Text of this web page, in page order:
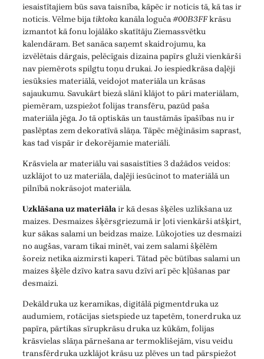
iesaistītajiem būs sava taisnība, kāpēc ir noticis tā, kā tas ir
noticis. Vēlme bijatiktokakanāla loguča#00B3FFkrāsu
izmantot kā fonu lojālāko skatītāju Ziemassvētku
kalendāram. Bet sanāca saņemt skaidrojumu, ka
izvēlētais dārgais, pelēcīgais dizaina papīrs gluži vienkārši
nav piemērots spilgtu toņu drukai. Jo iespiedkrāsa daļēji
iesūksies materiālā, veidojot materiāla un krāsas
sajaukumu. Savukārt biezā slānī klājot to pāri materiālam,
piemēram, uzspiežot folijas transfēru, pazūd paša
materiāla jēga. Jo tā optiskās un taustāmās īpašības nu ir
paslēptas zem dekoratīvā slāņa. Tāpēc mēģināsim saprast,
kas tad vispār ir dekorējamie materiāli.
Krāsviela ar materiālu vai sasaistīties 3 dažādos veidos:
uzklājot to uz materiāla, daļēji iesūcinot to materiālā un
pilnībā nokrāsojot materiāla.
Uzklāšana uz materiālair kā desas šķēles uzlikšana uz
maizes. Desmaizes šķērsgriezumā ir ļoti vienkārši atšķirt,
kur sākas salami un beidzas maize. Lūkojoties uz desmaizi
no augšas, varam tikai minēt, vai zem salami šķēlēm
šoreiz netika aizmirsti kaperi. Tātad pēc būtības salami un
maizes šķēle dzīvo katra savu dzīvi arī pēc kļūšanas par
desmaizi.
Dekāldruka uz keramikas, digitālā pigmentdruka uz
audumiem, rotācijas sietspiede uz tapetēm, tonerdruka uz
papīra, pārtikas sīrupkrāsu druka uz kūkām, folijas
krāsvielas slāņa pārnešana ar termoklišejām, visu veidu
transfērdruka uzklājot krāsu uz plēves un tad pārspiežot